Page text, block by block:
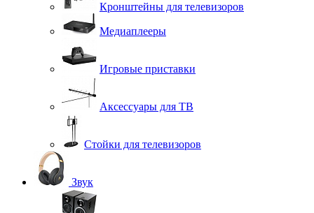
Кронштейны для телевизоров
Медиаплееры
Игровые приставки
Аксессуары для ТВ
Стойки для телевизоров
Звук